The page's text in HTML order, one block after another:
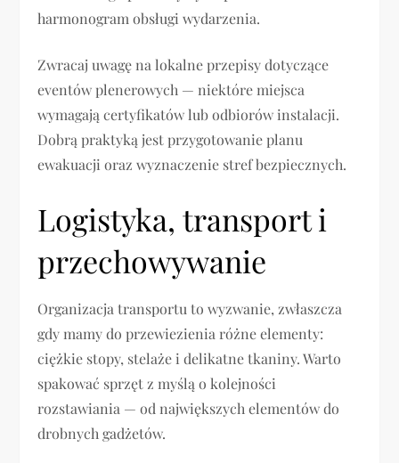
harmonogram obsługi wydarzenia.
Zwracaj uwagę na lokalne przepisy dotyczące
eventów plenerowych — niektóre miejsca
wymagają certyfikatów lub odbiorów instalacji.
Dobrą praktyką jest przygotowanie planu
ewakuacji oraz wyznaczenie stref bezpiecznych.
Logistyka, transport i
przechowywanie
Organizacja transportu to wyzwanie, zwłaszcza
gdy mamy do przewiezienia różne elementy:
ciężkie stopy, stelaże i delikatne tkaniny. Warto
spakować sprzęt z myślą o kolejności
rozstawiania — od największych elementów do
drobnych gadżetów.